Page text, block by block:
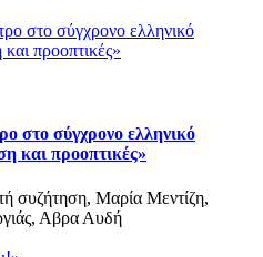
στο σύγχρονο ελληνικό
και προοπτικές»
συζήτηση, Μαρία Μεντίζη,
Αβρα Αυδή